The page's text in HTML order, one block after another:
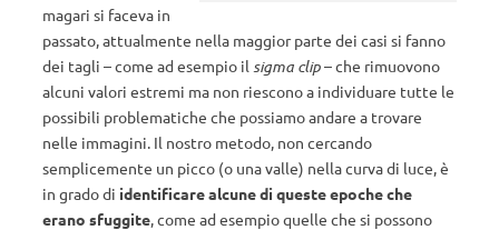
magari si faceva in
passato, attualmente nella maggior parte dei casi si fanno
dei tagli – come ad esempio il sigma clip– che rimuovono
alcuni valori estremi ma non riescono a individuare tutte le
possibili problematiche che possiamo andare a trovare
nelle immagini. Il nostro metodo, non cercando
semplicemente un picco (o una valle) nella curva di luce, è
in grado di identificare alcune di queste epoche che
erano sfuggite, come ad esempio quelle che si possono